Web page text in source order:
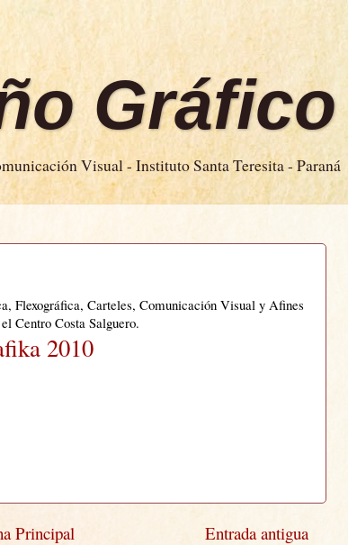
Gráfico
Visual - Instituto Santa Teresita - Paraná
Flexográfica, Carteles, Comunicación Visual y Afines
Centro Costa Salguero.
2010
Entrada antigua
Principal